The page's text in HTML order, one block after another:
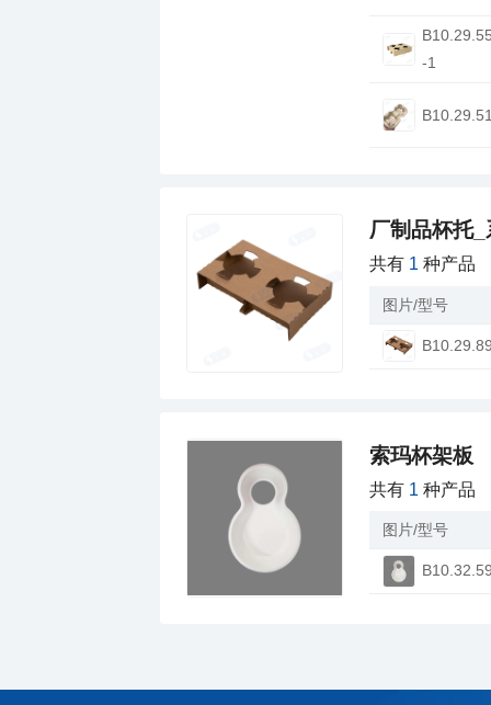
-1
厂制品杯托
共有 1 种产品
图片/型号
索玛杯架板
共有 1 种产品
图片/型号